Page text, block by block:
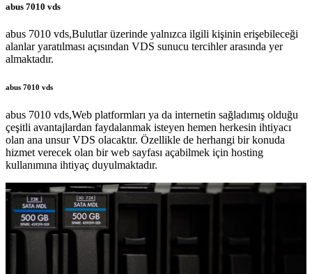
abus 7010 vds
abus 7010 vds,Bulutlar üzerinde yalnızca ilgili kişinin erişebileceği
alanlar yaratılması açısından VDS sunucu tercihler arasında yer
almaktadır.
abus 7010 vds
abus 7010 vds,Web platformları ya da internetin sağladımış olduğu
çeşitli avantajlardan faydalanmak isteyen hemen herkesin ihtiyacı
olan ana unsur VDS olacaktır. Özellikle de herhangi bir konuda
hizmet verecek olan bir web sayfası açabilmek için hosting
kullanımına ihtiyaç duyulmaktadır.